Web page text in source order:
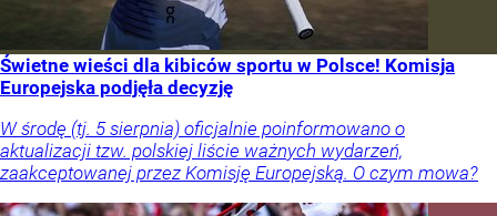
Świetne wieści dla kibiców sportu w Polsce! Komisja
Europejska podjęła decyzję
W środę (tj. 5 sierpnia) oficjalnie poinformowano o
aktualizacji tzw. polskiej liście ważnych wydarzeń,
zaakceptowanej przez Komisję Europejską. O czym mowa?